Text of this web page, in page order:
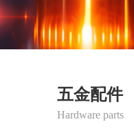
五金配件
Hardware parts